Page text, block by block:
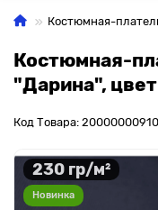
Костюмная-
Костюмная-
"Дарина",
Код Товара:
230 гр/м²
Новинка